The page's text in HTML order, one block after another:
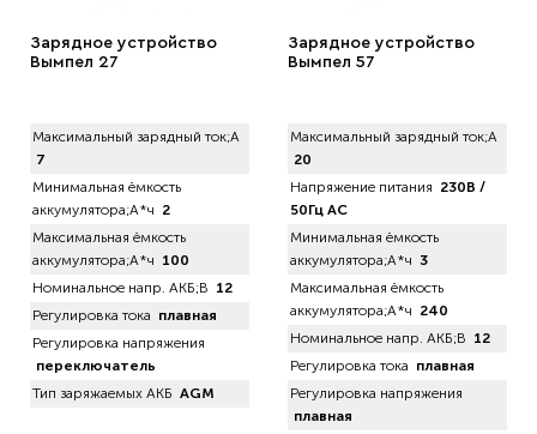
Зарядное устройство
Вымпел 27
Максимальный зарядный ток;А
7
Минимальная ёмкость
аккумулятора;А*ч 2
Максимальная ёмкость
аккумулятора;А*ч 100
Номинальное напр. АКБ;В 12
Регулировка тока плавная
Регулировка напряжения
переключатель
Тип заряжаемых АКБ AGM
Зарядное устройство
Вымпел 57
Максимальный зарядный ток;А
20
Напряжение питания 230В /
50Гц AC
Минимальная ёмкость
аккумулятора;А*ч 3
Максимальная ёмкость
аккумулятора;А*ч 240
Номинальное напр. АКБ;В 12
Регулировка тока плавная
Регулировка напряжения
плавная